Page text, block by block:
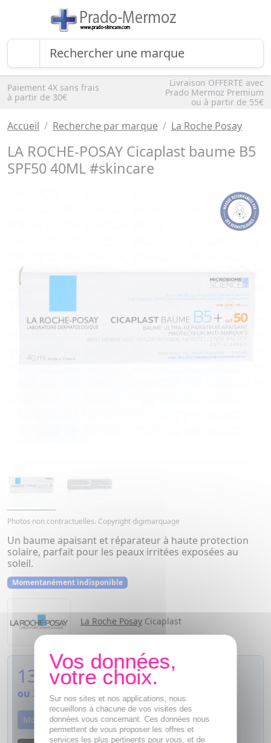
Paiement 4X sans frais
à partir de 30€
Livraison OFFERTE avec
Prado Mermoz Premium
ou à partir de 55€
Accueil Recherche par marque La Roche Posay
LA ROCHE-POSAY Cicaplast baume B5
SPF50 40ML #skincare
Photos non contractuelles. Copyright digimarquage
Un baume apaisant et réparateur à haute protection
solaire, parfait pour les peaux irritées exposées au
soleil.
Momentanément indisponible
La Roche Posay Cicaplast
13,55€
ou 3,39€ si 4 fois sans frais
Momentanément indisponible
Sur nos sites et nos applications, nous
recueillons à chacune de vos visites des
données vous concernant. Ces données nous
permettent de vous proposer les offres et
services les plus pertinents pour vous, et de